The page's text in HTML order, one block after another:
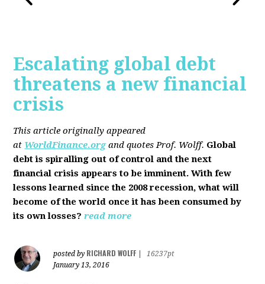
Escalating global debt
threatens a new financial
crisis
This article originally appeared
at WorldFinance.organd quotes Prof. Wolff. Global
debt is spiralling out of control and the next
financial crisis appears to be imminent. With few
lessons learned since the 2008 recession, what will
become of the world once it has been consumed by
its own losses? read more
posted by RICHARD WOLFF
16237pt
January 13, 2016